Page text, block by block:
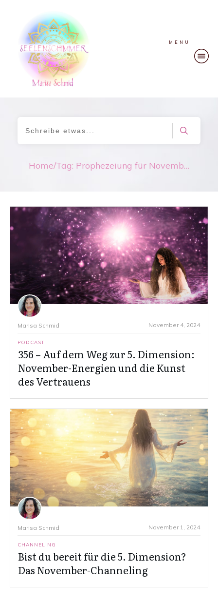
MENU
Home/ Tag: Prophezeiung für November
Marisa Schmid November 4, 2024
PODCAST
356 – Auf dem Weg zur 5. Dimension:
November-Energien und die Kunst
des Vertrauens
Marisa Schmid November 1, 2024
CHANNELING
Bist du bereit für die 5. Dimension?
Das November-Channeling